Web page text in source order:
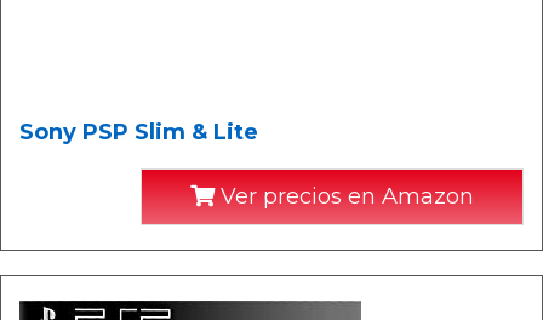
Sony PSP Slim & Lite
Ver precios en Amazon